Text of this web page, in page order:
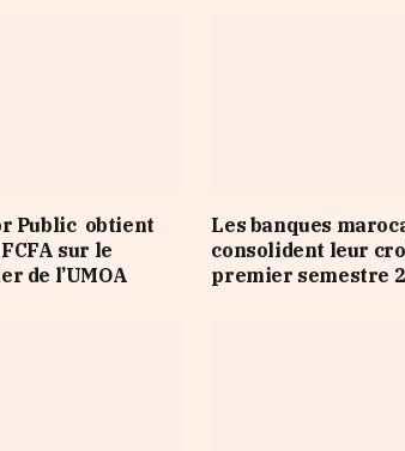
Public obtient
sur le
de l’UMOA
Les banques
consolident leur
premier semestre